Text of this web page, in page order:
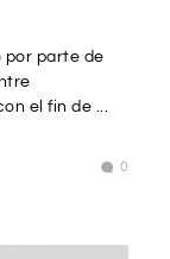
por parte de
el fin de ...
0